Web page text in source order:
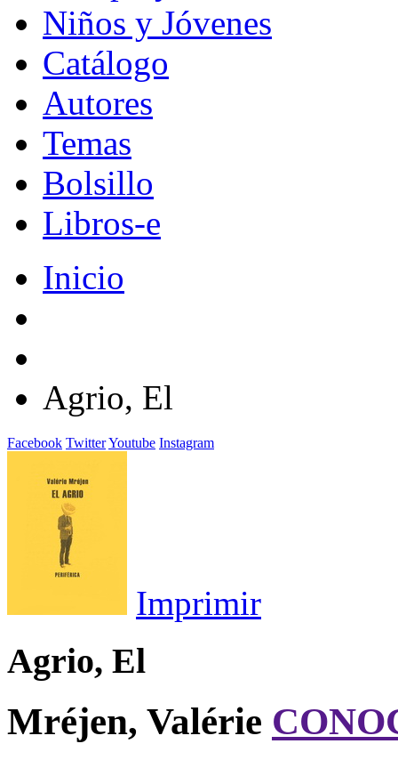
Niños y Jóvenes
Catálogo
Autores
Temas
Bolsillo
Libros-e
Inicio
Agrio, El
Facebook TwitterYoutube Instagram
Imprimir
Agrio, El
Mréjen, Valérie